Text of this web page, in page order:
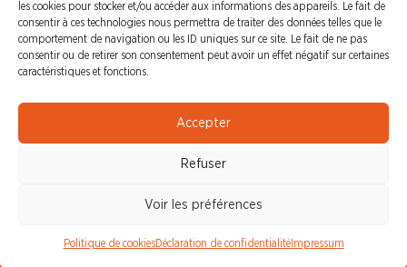
les cookies pour stocker et/ou accéder aux informations des appareils. Le fait de
consentir à ces technologies nous permettra de traiter des données telles que le
comportement de navigation ou les ID uniques sur ce site. Le fait de ne pas
consentir ou de retirer son consentement peut avoir un effet négatif sur certaines
caractéristiques et fonctions.
Accepter
Refuser
Voir les préférences
Politique de cookiesDéclaration de confidentialitéImpressum
Epargne-Salariale